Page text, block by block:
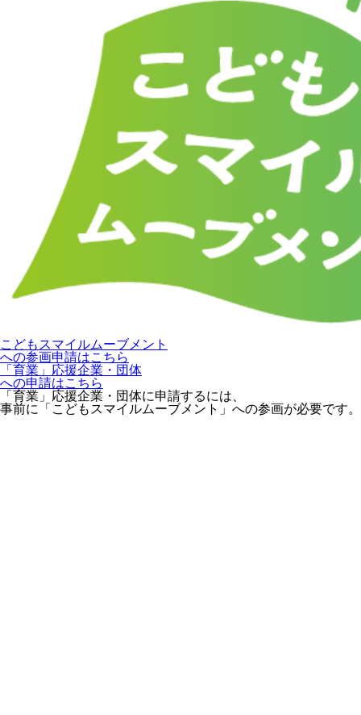
こどもスマイルムーブメント
への参画申請はこちら
「育業」応援企業・団体
への申請はこちら
「育業」応援企業・団体に申請するには、
事前に「こどもスマイルムーブメント」への参画が必要です。